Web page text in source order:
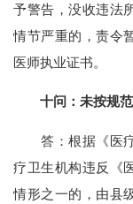
予警告，没收违法
情节严重的，责令
医师执业证书。
十问：未按规
答：根据《医疗
疗卫生机构违反《
情形之一的，由县